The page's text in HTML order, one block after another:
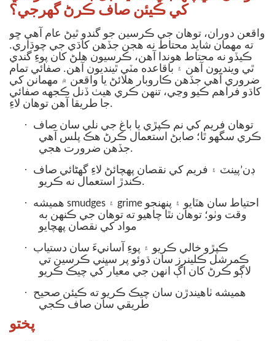
کي ڪيئن صاف ڪرڻ گهرجي؟
واقعن دوران، توهان جي ڪرسين جو گندو ٿيڻ عام آهي ڇو
ته مهمان شايد محتاط نه هجن جڏهن کاڌي جي چوڌاري.
ڪيڏو نه محتاط ھوندا آھن، ڪرسيون ھلڻ کان پوءِ گندي
ٿي وينديون آھن ۽ باقاعده مٽي ٿينديون آھن. صفائي تمام
ضروري آهي جڏهن ڪاروبار هلائڻ يا واقعن ۾ مهمانن کي
کاڌو فراهم ڪيو وڃي، تنهن ڪري هيٺ ڏنل ڪجهه صفائي
جا طريقا آهن توهان لاءِ.
·
ڪري سگهو ٿا؛ صابڻ استعمال ڪرڻ هڪ پلس آهي
جڏهن ضرورت هجي.
·
ڪندڙ استعمال نه ڪريو.
·
وقت وٺو؛ توهان نٿا چاهيو ته توهان جي ڪنهن به
مواد کي نقصان پهچايو
·
ڪمرشل ڪلينرز سان ڌوئو پر سڀني ڪرسين تي
لاڳو ڪرڻ کان اڳ انھن جي معيار کي چيڪ ڪريو
·
طريقي سان صاف ڪجي
پختو